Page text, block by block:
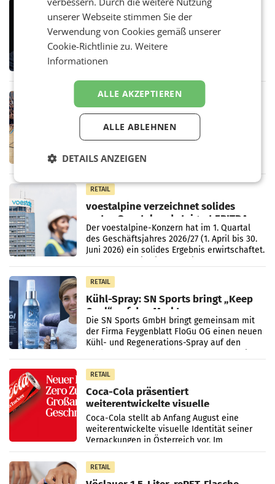
MARKETING & MEDIA
Stiftungsrat Lederer wehrt sich in
den SN gegen Vorwürfe
Mehrere Themen beschäftigen derzeit den
die vom neuen ORF-Chef Clemens Pig
Direktionen abgestimmt werden.
RETAIL
Bipa unterstützt Bewegte Kids
Sommercamps im Osten Österreichs
Bereits zum zweiten Mal begleitet Bipa das
Kids“. Während der Campwochen in den
RETAIL
voestalpine verzeichnet solides
erstes Quartal und steigert EBITDA
Der voestalpine-Konzern hat im 1. Quartal
des Geschäftsjahres 2026/27 (1. April bis 30.
Juni 2026) ein solides Ergebnis erwirtschaftet.
RETAIL
Kühl-Spray: SN Sports bringt „Keep
Cool“ auf den Markt
Die SN Sports GmbH bringt gemeinsam mit
der Firma Feygenblatt FloGu OG einen neuen
Kühl- und Regenerations-Spray auf den
RETAIL
Coca-Cola präsentiert
weiterentwickelte visuelle
Markenidentität
Coca-Cola stellt ab Anfang August eine
weiterentwickelte visuelle Identität seiner
Verpackungen in Österreich vor. Im
Mittelpunkt des Redesigns stehen zentrale
Gestaltungselemente
RETAIL
unserer Webseite stimmen Sie der
Verwendung von Cookies gemäß unserer
Cookie-Richtlinie zu.Weitere
Informationen
ALLE AKZEPTIEREN
ALLE ABLEHNEN
DETAILS ANZEIGEN